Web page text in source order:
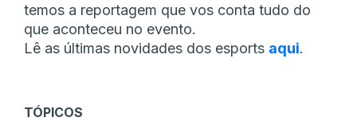
temos a reportagem que vos conta tudo do
que aconteceu no evento.
Lê as últimas novidades dos esports aqui.
TÓPICOS